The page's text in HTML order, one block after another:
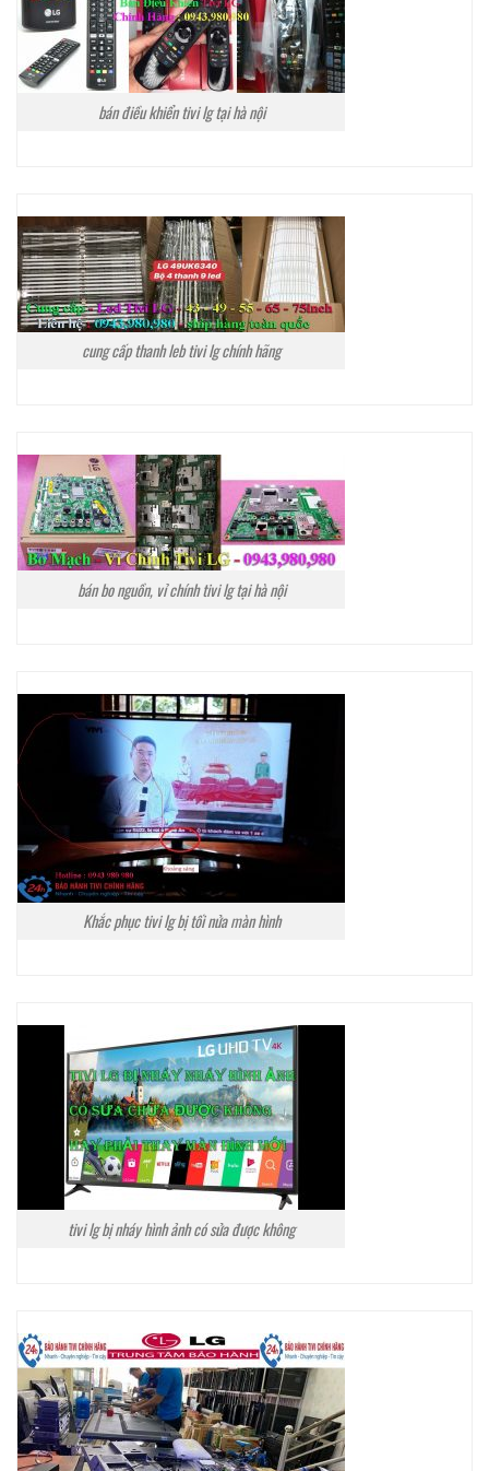
bán điều khiển tivi lg tại hà nội
cung cấp thanh leb tivi lg chính hãng
bán bo nguồn, vỉ chính tivi lg tại hà nội
Khắc phục tivi lg bị tối nửa màn hình
tivi lg bị nháy hình ảnh có sửa được không